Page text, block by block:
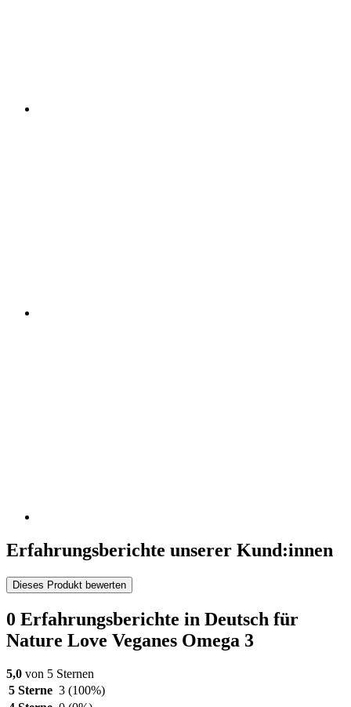
Erfahrungsberichte unserer Kund:innen
Dieses Produkt bewerten
0 Erfahrungsberichte in Deutsch für
Nature Love Veganes Omega 3
5,0 von 5 Sternen
5 Sterne 3 (100%)